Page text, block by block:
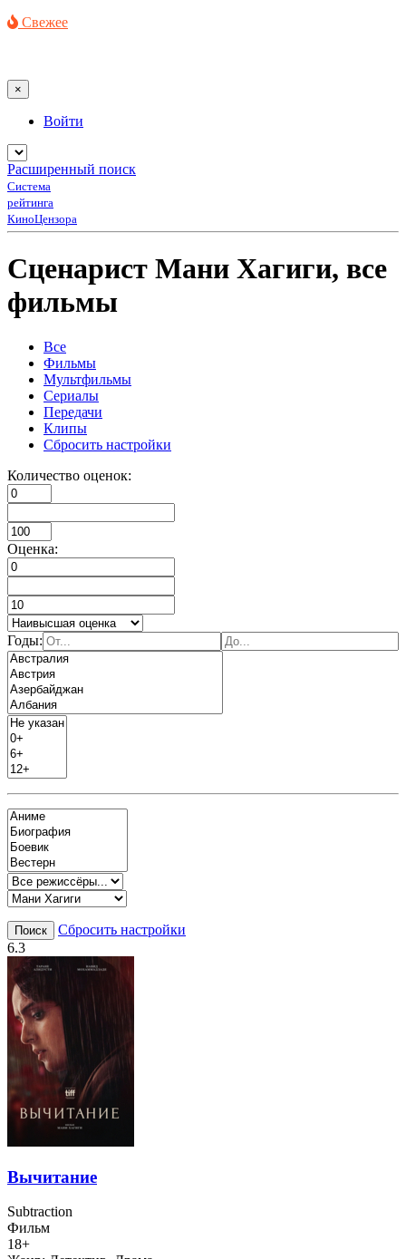
Свежее
×
Войти
Расширенный поиск
Система
рейтинга
КиноЦензора
Сценарист Мани Хагиги, все
фильмы
Все
Фильмы
Мультфильмы
Сериалы
Передачи
Клипы
Сбросить настройки
Количество оценок:
Оценка:
Годы:
Поиск
Сбросить настройки
6.3
Вычитание
Subtraction
Фильм
18+